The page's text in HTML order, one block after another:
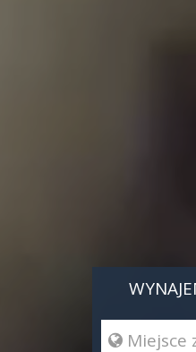
 Miejsce